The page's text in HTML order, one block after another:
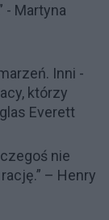
- Martyna
Inni -
którzy
Everett
nie
– Henry